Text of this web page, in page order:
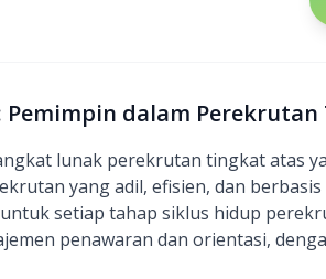
Pemimpin dalam
lunak perekrutan tingkat atas
yang adil, efisien, dan
setiap tahap siklus hidup
penawaran dan orientasi,